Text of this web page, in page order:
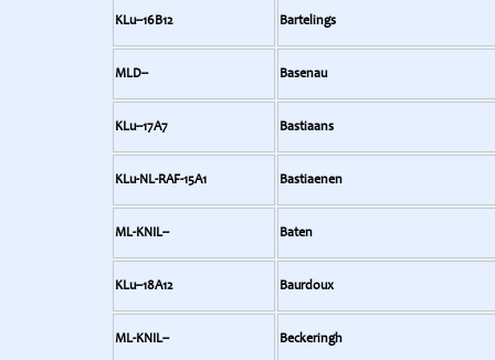
KLu--16B12 Bartelings
MLD-- Basenau
KLu--17A7 Bastiaans
KLu-NL-RAF-15A1 Bastiaenen
ML-KNIL-- Baten
KLu--18A12 Baurdoux
ML-KNIL-- Beckeringh